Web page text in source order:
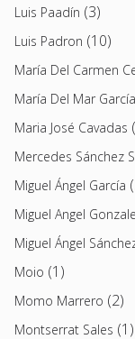
Luis Paadín (3)
Luis Padron (10)
María Del Carmen
María Del Mar García
Maria José Cavadas
Mercedes Sánchez
Miguel Ángel García
Miguel Angel
Miguel Ángel
Moio (1)
Momo Marrero (2)
Montserrat Sales (1)